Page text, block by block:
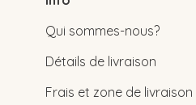
Qui sommes-nous?
Détails de livraison
Frais et zone de livraison